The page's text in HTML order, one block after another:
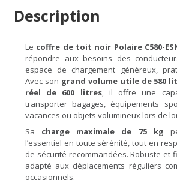
Description
Le coffre de toit noir Polaire C580-
répondre aux besoins des
espace de chargement généreux,
Avec son grand volume utile de 580
réel de 600 litres, il offre une
transporter bagages, équipements
vacances ou objets volumineux lors de
Sa charge maximale de 75 kg
l’essentiel en toute sérénité, tout en
de sécurité recommandées. Robuste et
adapté aux déplacements réguliers
occasionnels.